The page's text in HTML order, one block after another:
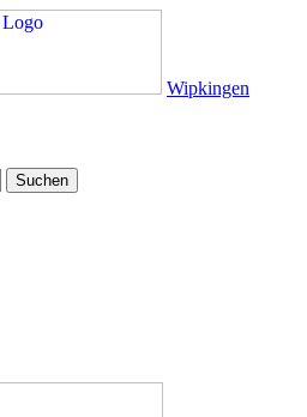
Wipkingen